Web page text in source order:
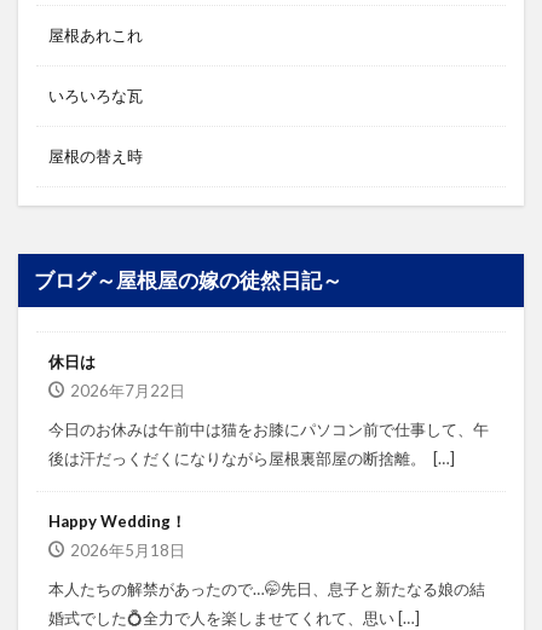
屋根あれこれ
いろいろな瓦
屋根の替え時
ブログ～屋根屋の嫁の徒然日記～
休日は
2026年7月22日
今日のお休みは午前中は猫をお膝にパソコン前で仕事して、午
後は汗だっくだくになりながら屋根裏部屋の断捨離。⁡ ⁡ […]
Happy Wedding！
2026年5月18日
本人たちの解禁があったので…🤭⁡⁡先日、息子と新たなる娘の結
婚式でした💍⁡⁡⁡全力で人を楽しませてくれて、思い […]